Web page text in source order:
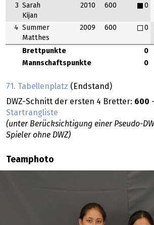
Brettpunkte 0
Mannschaftspunkte
0
3 Sarah
Kijan
2010 600 0
4 Summer
Matthes
2009 600 0
71. Tabellenplatz (Endstand)
DWZ-Schnitt der ersten 4 Bretter: 600
Startrangliste
(unter Berücksichtigung einer Pseudo-
Spieler ohne DWZ)
Teamphoto